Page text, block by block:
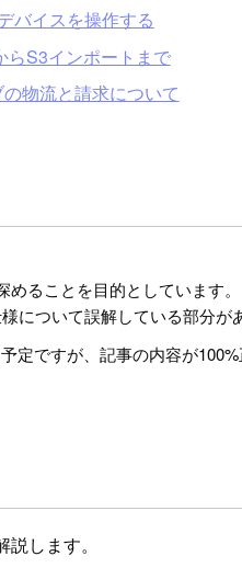
バイスを操作する
らS3インポートまで
物流と請求について
ることを目的としています。
について誤解している部分が
定ですが、記事の内容が
します。